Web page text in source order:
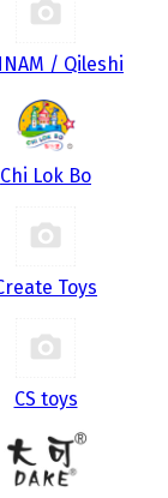
/ Qileshi
Chi Lok Bo
Toys
CS toys